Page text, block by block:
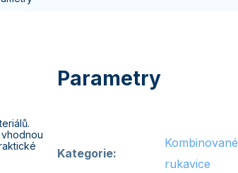
Kategorie:
Kombinované
rukavice